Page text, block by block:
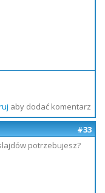
aby dodać komentarz
#33
potrzebujesz?